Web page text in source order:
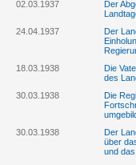
02.03.1937
Der
24.04.1937
Der
18.03.1938
Die
des
30.03.1938
Die
30.03.1938
Der
über
und